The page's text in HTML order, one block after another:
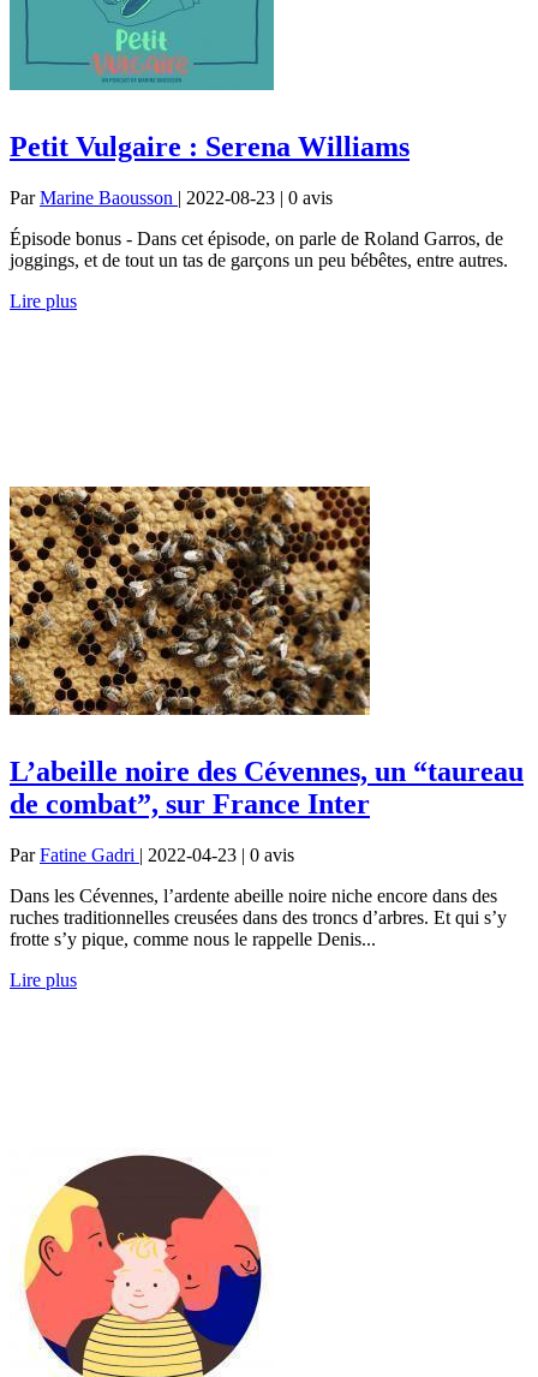
Petit Vulgaire : Serena Williams
ParMarine Baousson | 2022-08-23 | 0 avis
Épisode bonus - Dans cet épisode, on parle de Roland Garros, de
joggings, et de tout un tas de garçons un peu bébêtes, entre autres.
Lire plus
L’abeille noire des Cévennes, un “taureau
de combat”, sur France Inter
ParFatine Gadri | 2022-04-23 | 0 avis
Dans les Cévennes, l’ardente abeille noire niche encore dans des
ruches traditionnelles creusées dans des troncs d’arbres. Et qui s’y
frotte s’y pique, comme nous le rappelle Denis...
Lire plus